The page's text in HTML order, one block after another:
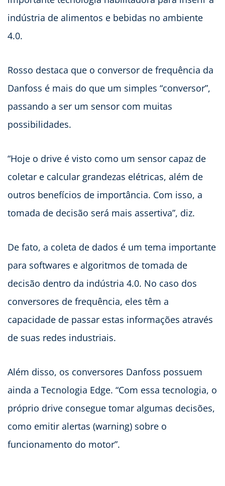
indústria de alimentos e bebidas no ambiente
4.0.
Rosso destaca que o conversor de frequência da
Danfoss é mais do que um simples “conversor”,
passando a ser um sensor com muitas
possibilidades.
“Hoje o drive é visto como um sensor capaz de
coletar e calcular grandezas elétricas, além de
outros benefícios de importância. Com isso, a
tomada de decisão será mais assertiva”, diz.
De fato, a coleta de dados é um tema importante
para softwares e algoritmos de tomada de
decisão dentro da indústria 4.0. No caso dos
conversores de frequência, eles têm a
capacidade de passar estas informações através
de suas redes industriais.
Além disso, os conversores Danfoss possuem
ainda a Tecnologia Edge. “Com essa tecnologia, o
próprio drive consegue tomar algumas decisões,
como emitir alertas (warning) sobre o
funcionamento do motor”.